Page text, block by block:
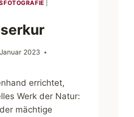
2023
errichtet,
Werk der Natur:
mächtige